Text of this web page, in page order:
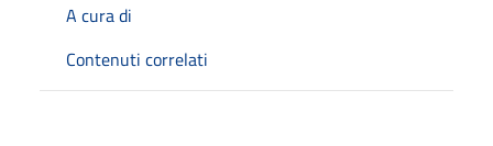
A cura di
Contenuti correlati